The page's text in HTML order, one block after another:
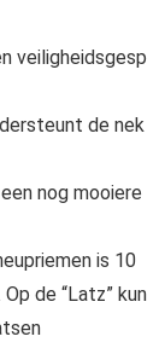
veiligheidsgesp
de nek
nog mooiere
is 10
de “Latz” kun